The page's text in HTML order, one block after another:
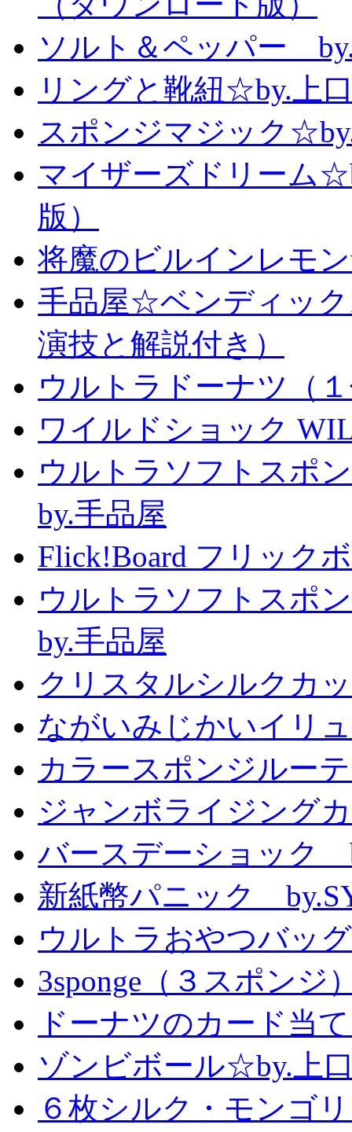
ソルト＆ペッパー
リングと靴紐☆by.上
スポンジマジック
マイザーズドリーム
版）
将魔のビルインレモ
手品屋☆ベンディッ
演技と解説付き）
ウルトラドーナツ（
ワイルドショック
ウルトラソフトスポ
by.手品屋
Flick!Board フリック
ウルトラソフトスポ
by.手品屋
クリスタルシルクカ
ながいみじかいイリ
カラースポンジルー
ジャンボライジング
バースデーショック
新紙幣パニック
ウルトラおやつバッ
3sponge（３スポン
ドーナツのカード当
ゾンビボール☆by.上
６枚シルク・モンゴ